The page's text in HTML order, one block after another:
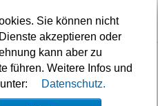
25sSie können nicht
akzeptieren oder
kann aber zu
führen. Weitere Infos und
Datenschutz.